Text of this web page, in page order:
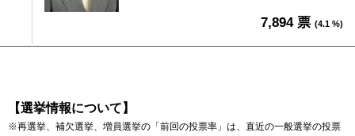
7,894 票 (4.1 %)
【選挙情報について】
※再選挙、補欠選挙、増員選挙の「前回の投票率」は、直近の一般選挙の投票